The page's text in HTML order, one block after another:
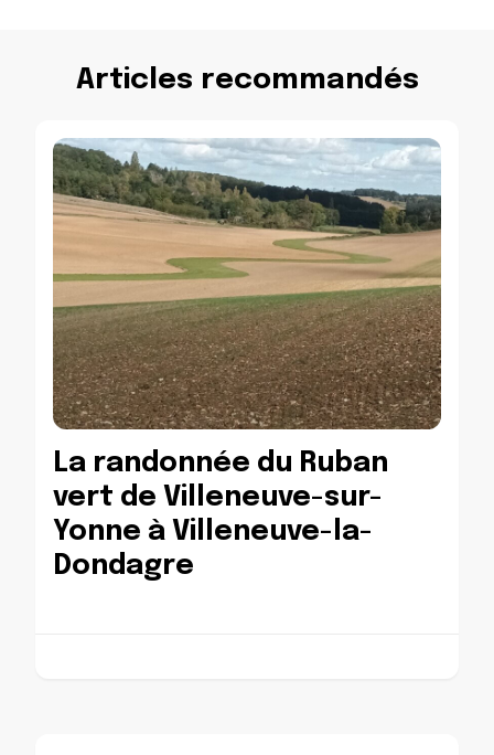
Articles recommandés
La randonnée du Ruban
vert de Villeneuve-sur-
Yonne à Villeneuve-la-
Dondagre